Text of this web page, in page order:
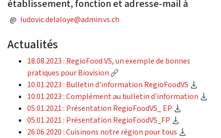
établissement, fonction et adresse-mail à
@ Adresse courriel
ludovic.delaloye@admin.vs.ch
Actualités
18.08.2023 : RegioFood VS, un exemple de bonnes
pratiques pour Biovision
(Lien externe)
10.01.2023 : Bulletin d'information RegioFoodVS
10.01.2023 : Complément au bulletin d'information
​​​​05.01.2021 : Présentation RegioFoodVS_ EP
05.01.2021 : Présentation RegioFoodVS_FP
26.06.2020 : Cuisinons notre région pour tous